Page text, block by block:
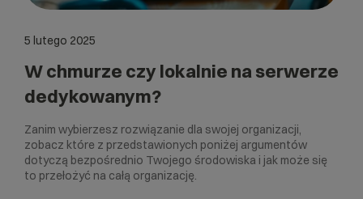
5 lutego 2025
W chmurze czy lokalnie na serwerze
dedykowanym?
Zanim wybierzesz rozwiązanie dla swojej organizacji,
zobacz które z przedstawionych poniżej argumentów
dotyczą bezpośrednio Twojego środowiska i jak może się
to przełożyć na całą organizację.